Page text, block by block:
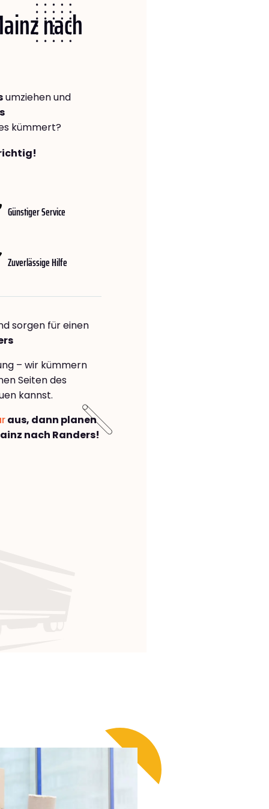
nach
umziehen und
kümmert?
Günstiger Service
Zuverlässige Hilfe
sorgen für einen
– wir kümmern
Seiten des
kannst.
aus, dann planen
nach Randers!